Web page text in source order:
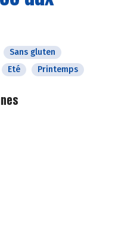
Sans gluten
Eté Printemps